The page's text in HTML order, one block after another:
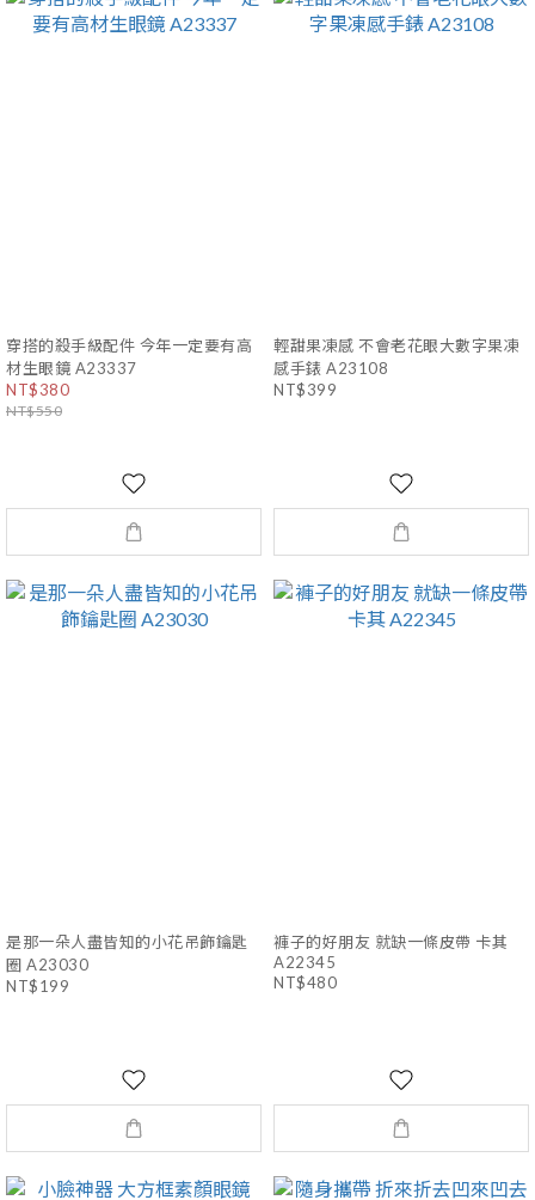
穿搭的殺手級配件 今年一定要有高
材生眼鏡 A23337
NT$380
NT$550
輕甜果凍感 不會老花眼大數字果凍
感手錶 A23108
NT$399
是那一朵人盡皆知的小花吊飾鑰匙
圈 A23030
NT$199
褲子的好朋友 就缺一條皮帶 卡其
A22345
NT$480